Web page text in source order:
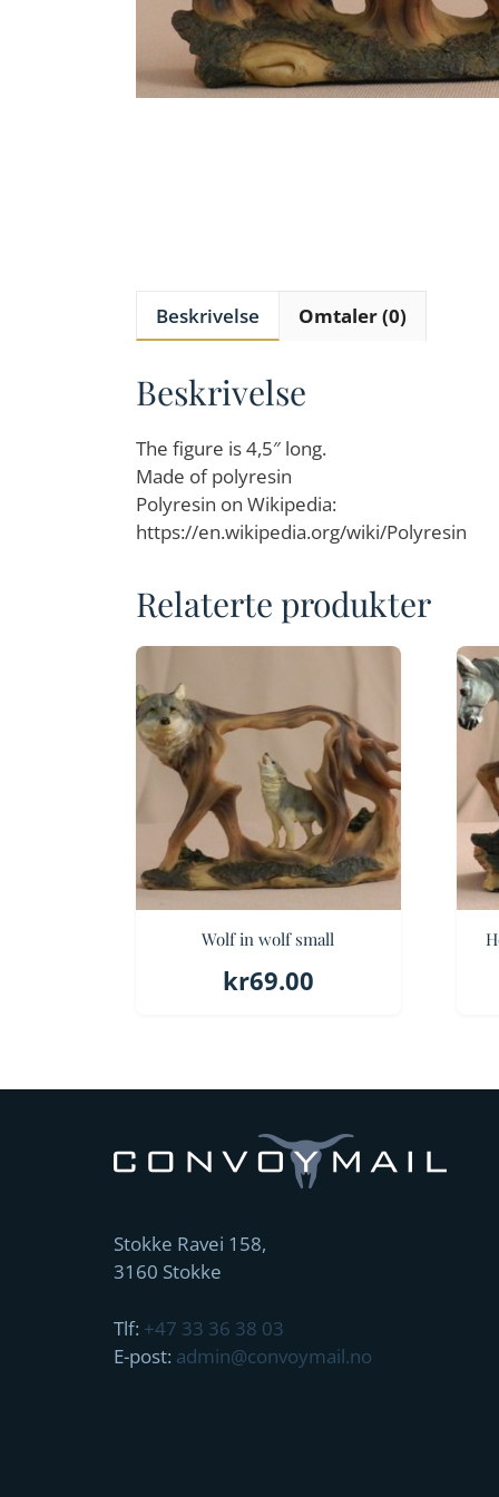
Beskrivelse Omtaler (0)
Beskrivelse
The figure is 4,5″ long.
Made of polyresin
Polyresin on Wikipedia:
https://en.wikipedia.org/wiki/Polyresin
Relaterte produkter
Wolf in wolf small
kr69.00
Stokke Ravei 158,
3160 Stokke
Tlf: +47 33 36 38 03
E-post: admin@convoymail.no